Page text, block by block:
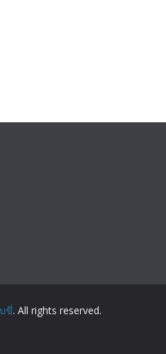
ขี่. All rights reserved.